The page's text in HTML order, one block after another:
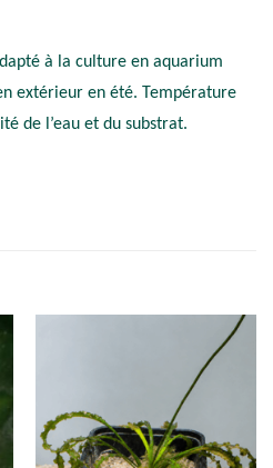
à la culture en aquarium
extérieur en été. Température
de l’eau et du substrat.